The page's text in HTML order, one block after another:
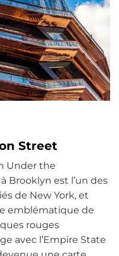
Street
Under the
Brooklyn est l’un des
de New York, et
emblématique de
rouges
avec l’Empire State